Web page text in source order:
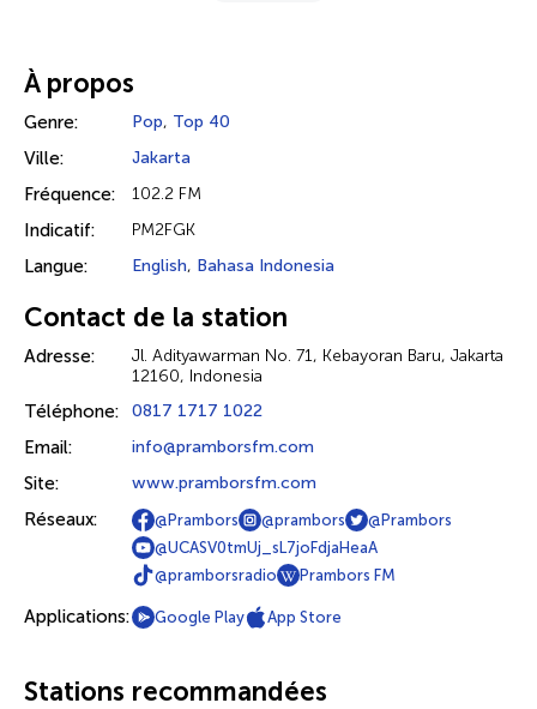
À propos
Genre: Pop, Top 40
Ville: Jakarta
Fréquence: 102.2 FM
Indicatif: PM2FGK
Langue: English, Bahasa Indonesia
Contact de la station
Adresse:
Jl. Adityawarman No. 71, Kebayoran Baru, Jakarta
12160, Indonesia
Téléphone: 0817 1717 1022
Email: info@pramborsfm.com
Site: www.pramborsfm.com
Réseaux: @Prambors @prambors
@Prambors
@UCASV0tmUj_sL7joFdjaHeaA
@pramborsradio
Prambors FM
Applications: Google Play App Store
Stations recommandées